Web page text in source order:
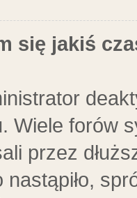
się jakiś
Wiele forów
przez
nastąpiło,